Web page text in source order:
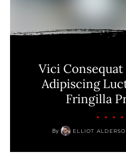
Vici
Adipiscing
Fringilla
By ELLIOT